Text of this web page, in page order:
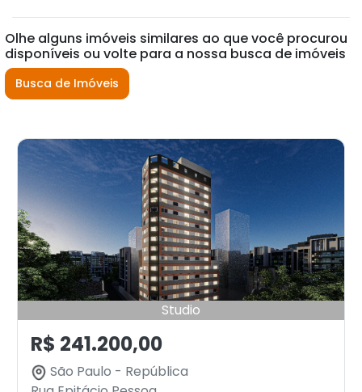
Olhe alguns imóveis similares ao que você procurou
disponíveis ou volte para a nossa busca de imóveis
Busca de Imóveis
Studio
R$ 241.200,00
São Paulo - República